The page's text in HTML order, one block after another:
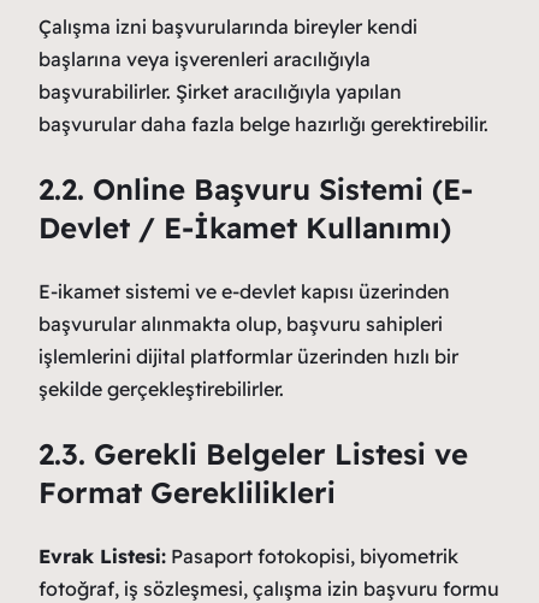
Çalışma izni başvurularında bireyler kendi
başlarına veya işverenleri aracılığıyla
başvurabilirler. Şirket aracılığıyla yapılan
başvurular daha fazla belge hazırlığı gerektirebilir.
2.2. Online Başvuru Sistemi (E-
Devlet / E-İkamet Kullanımı)
E-ikamet sistemi ve e-devlet kapısı üzerinden
başvurular alınmakta olup, başvuru sahipleri
işlemlerini dijital platformlar üzerinden hızlı bir
şekilde gerçekleştirebilirler.
2.3. Gerekli Belgeler Listesi ve
Format Gereklilikleri
Evrak Listesi: Pasaport fotokopisi, biyometrik
fotoğraf, iş sözleşmesi, çalışma izin başvuru formu